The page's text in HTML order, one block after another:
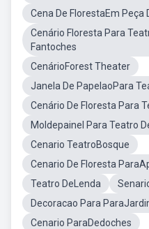
Cena De FlorestaEm Peça
Cenário Floresta Para
Fantoches
CenárioForest Theater
Janela De PapelaoPara
Cenário De Floresta Para
Moldepainel Para Teatro
Cenario TeatroBosque
Cenario De Floresta
Teatro DeLenda
Decoracao Para
Cenario ParaDedoches